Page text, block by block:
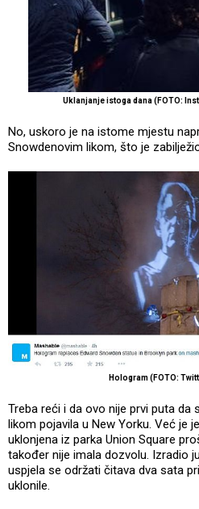
Uklanjanje istoga dana (FOTO:
No, uskoro je na istome mjestu
Snowdenovim likom, što je
Hologram (FOTO:
Treba reći i da ovo nije prvi puta da
likom pojavila u New Yorku. Već je
uklonjena iz parka Union Square
također nije imala dozvolu. Izradio
uspjela se održati čitava dva sata
uklonile.